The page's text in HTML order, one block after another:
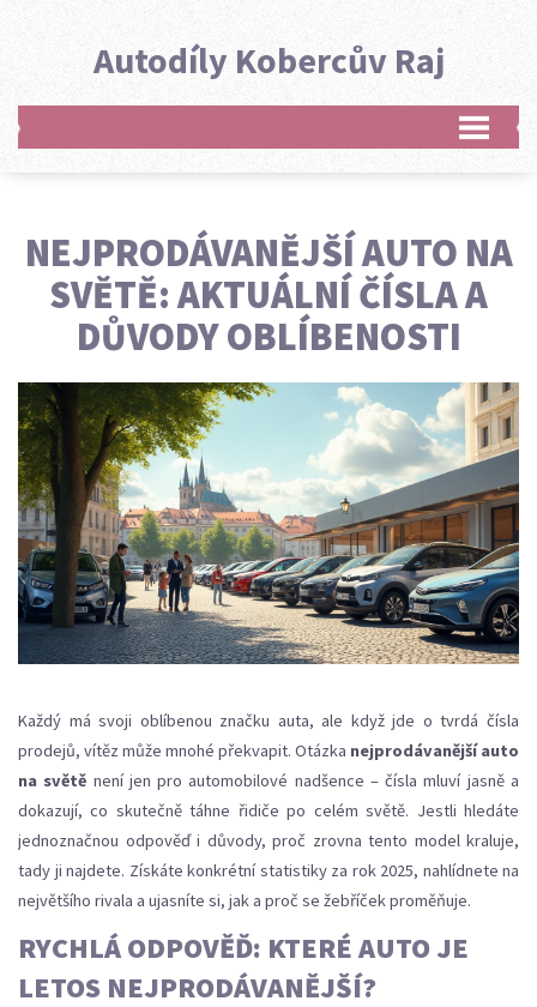
Autodíly Kobercův Raj
NEJPRODÁVANĚJŠÍ AUTO NA
SVĚTĚ: AKTUÁLNÍ ČÍSLA A
DŮVODY OBLÍBENOSTI
Každý má svoji oblíbenou značku auta, ale když jde o tvrdá čísla
prodejů, vítěz může mnohé překvapit. Otázka nejprodávanější auto
na světě není jen pro automobilové nadšence – čísla mluví jasně a
dokazují, co skutečně táhne řidiče po celém světě. Jestli hledáte
jednoznačnou odpověď i důvody, proč zrovna tento model kraluje,
tady ji najdete. Získáte konkrétní statistiky za rok 2025, nahlídnete na
největšího rivala a ujasníte si, jak a proč se žebříček proměňuje.
RYCHLÁ ODPOVĚĎ: KTERÉ AUTO JE
LETOS NEJPRODÁVANĚJŠÍ?